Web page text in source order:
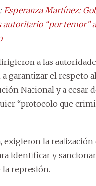
Esperanza Martínez:
autoritario “por temor”
a las
garantizar el respeto
Nacional y a cesar
“protocolo que
exigieron la realización
identificar y
la represión.